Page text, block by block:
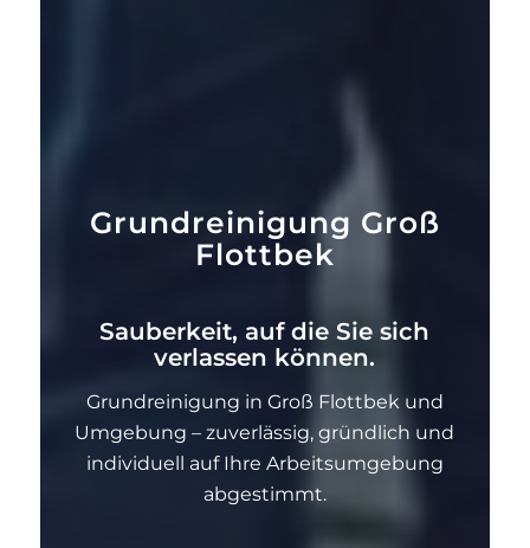
Grundreinigung Groß
Flottbek
Sauberkeit, auf die Sie sich
verlassen können.
Grundreinigung in Groß Flottbek und
Umgebung – zuverlässig, gründlich und
individuell auf Ihre Arbeitsumgebung
abgestimmt.